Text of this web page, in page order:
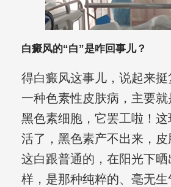
白癜风的“白”是咋回事儿？
得白癜风这事儿，说起来
一种色素性皮肤病，主要
黑色素细胞，它罢工啦！这
活了，黑色素产不出来，皮
这白跟普通的，在阳光下
样，是那种纯粹的、毫无